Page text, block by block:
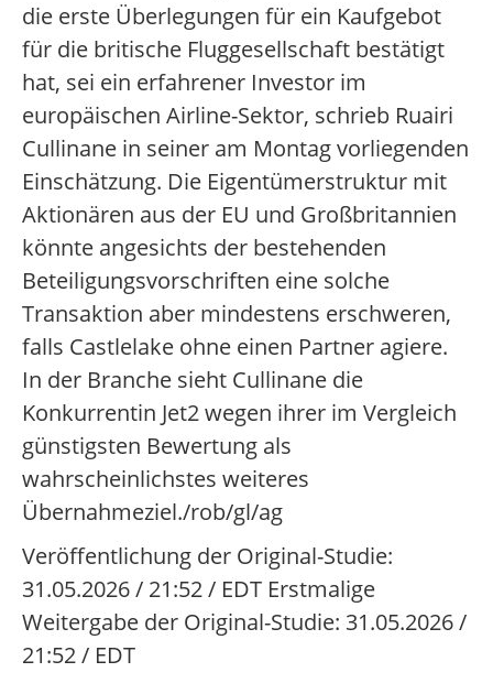
die erste Überlegungen für ein Kaufgebot
für die britische Fluggesellschaft bestätigt
hat, sei ein erfahrener Investor im
europäischen Airline-Sektor, schrieb Ruairi
Cullinane in seiner am Montag vorliegenden
Einschätzung. Die Eigentümerstruktur mit
Aktionären aus der EU und Großbritannien
könnte angesichts der bestehenden
Beteiligungsvorschriften eine solche
Transaktion aber mindestens erschweren,
falls Castlelake ohne einen Partner agiere.
In der Branche sieht Cullinane die
Konkurrentin Jet2 wegen ihrer im Vergleich
günstigsten Bewertung als
wahrscheinlichstes weiteres
Übernahmeziel./rob/gl/ag
Veröffentlichung der Original-Studie:
31.05.2026 / 21:52 / EDT Erstmalige
Weitergabe der Original-Studie: 31.05.2026 /
21:52 / EDT